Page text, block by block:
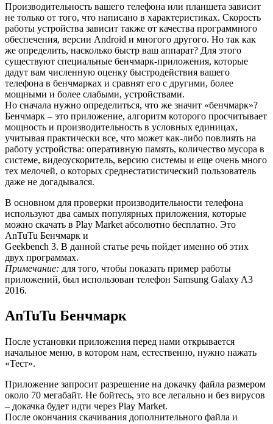
Производительность вашего телефона или планшета зависит
не только от того, что написано в характеристиках. Скорость
работы устройства зависит также от качества программного
обеспечения, версии Android и многого другого. Но так как
же определить, насколько быстр ваш аппарат? Для этого
существуют специальные бенчмарк-приложения, которые
дадут вам численную оценку быстродействия вашего
телефона в бенчмарках и сравнят его с другими, более
мощными и более слабыми, устройствами.
Но сначала нужно определиться, что же значит «бенчмарк»?
Бенчмарк – это приложение, алгоритм которого просчитывает
мощность и производительность в условных единицах,
учитывая практически все, что может как-либо повлиять на
работу устройства: оперативную память, количество мусора в
системе, видеоускоритель, версию системы и еще очень много
тех мелочей, о которых среднестатистический пользователь
даже не догадывался.
В основном для проверки производительности телефона
используют два самых популярных приложения, которые
можно скачать в Play Market абсолютно бесплатно. Это
AnTuTu Бенчмарк и
Geekbench 3. В данной статье речь пойдет именно об этих
двух программах.
Примечание: для того, чтобы показать пример работы
приложений, был использован телефон Samsung Galaxy A3
2016.
AnTuTu Бенчмарк
После установки приложения перед нами открывается
начальное меню, в котором нам, естественно, нужно нажать
«Тест».
Приложение запросит разрешение на докачку файла размером
около 70 мегабайт. Не бойтесь, это все легально и без вирусов
– докачка будет идти через Play Market.
После окончания скачивания дополнительного файла и